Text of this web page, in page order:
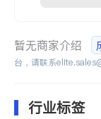
暂无商家介绍
台，请联系
行业标签